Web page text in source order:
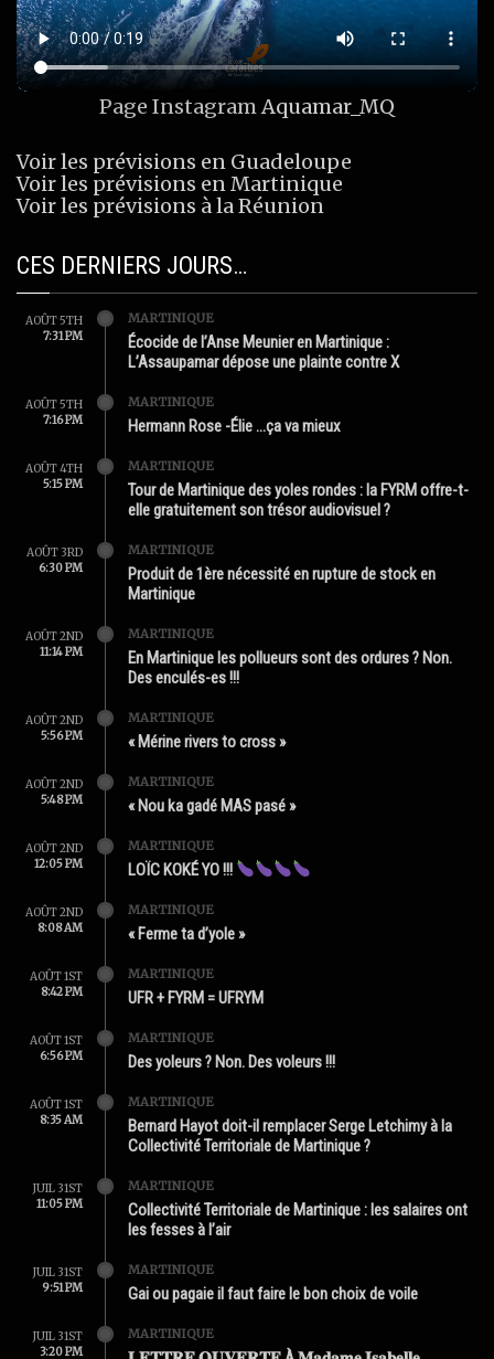
Page InstagramAquamar_MQ
Voir les prévisions en Guadeloupe
Voir les prévisions en Martinique
Voir les prévisions à la Réunion
CES DERNIERS JOURS…
AOÛT 5TH
7:31 PM
MARTINIQUE
Écocide de l’Anse Meunier en Martinique :
L’Assaupamar dépose une plainte contre X
AOÛT 5TH
7:16 PM
MARTINIQUE
Hermann Rose -Élie …ça va mieux
AOÛT 4TH
5:15 PM
MARTINIQUE
Tour de Martinique des yoles rondes : la FYRM offre-t-
elle gratuitement son trésor audiovisuel ?
AOÛT 3RD
6:30 PM
MARTINIQUE
Produit de 1ère nécessité en rupture de stock en
Martinique
AOÛT 2ND
11:14 PM
MARTINIQUE
En Martinique les pollueurs sont des ordures ? Non.
Des enculés-es !!!
AOÛT 2ND
5:56 PM
MARTINIQUE
« Mérine rivers to cross »
AOÛT 2ND
5:48 PM
MARTINIQUE
« Nou ka gadé MAS pasé »
AOÛT 2ND
12:05 PM
MARTINIQUE
LOÏC KOKÉ YO !!!
AOÛT 2ND
8:08 AM
MARTINIQUE
« Ferme ta d’yole »
AOÛT 1ST
8:42 PM
MARTINIQUE
UFR + FYRM = UFRYM
AOÛT 1ST
6:56 PM
MARTINIQUE
Des yoleurs ? Non. Des voleurs !!!
AOÛT 1ST
8:35 AM
MARTINIQUE
Bernard Hayot doit-il remplacer Serge Letchimy à la
Collectivité Territoriale de Martinique ?
JUIL 31ST
11:05 PM
MARTINIQUE
Collectivité Territoriale de Martinique : les salaires ont
les fesses à l’air
JUIL 31ST
9:51 PM
MARTINIQUE
Gai ou pagaie il faut faire le bon choix de voile
JUIL 31ST
3:20 PM
MARTINIQUE